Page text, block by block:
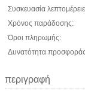
Συσκευασία
Χρόνος παράδοσης:
Όροι πληρωμής:
Δυνατότητα
περιγραφή